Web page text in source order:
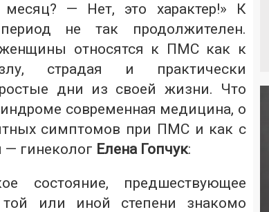
— Нет, это характер!» К
не так продолжителен.
относятся к ПМС как к
страдая и практически
дни из своей жизни. Что
современная медицина, о
симптомов при ПМС и как с
— гинеколог Елена Гопчук:
состояние, предшествующее
той или иной степени знакомо